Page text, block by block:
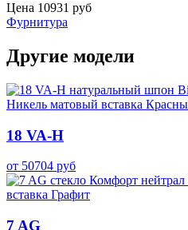
Цена 10931 руб
Фурнитура
Другие модели
18 VA-H
от 50704 руб
7 AG